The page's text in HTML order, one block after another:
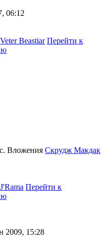
06:12
Veter Beastiar Перейти к
Вложения Скрудж Макдак
J'Rama Перейти к
2009, 15:28